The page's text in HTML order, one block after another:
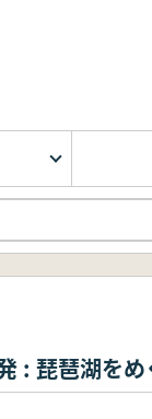
: 琵琶湖を